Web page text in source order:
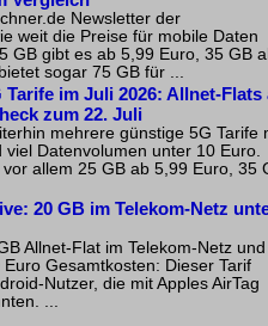
Newsletter der
weit die Preise für mobile Daten
GB gibt es ab 5,99 Euro, 35 GB
sogar 75 GB für ...
im Juli 2026: Allnet-Flats
zum 22. Juli
mehrere günstige 5G Tarife
Datenvolumen unter 10 Euro.
allem 25 GB ab 5,99 Euro, 35
20 GB im Telekom-Netz
Allnet-Flat im Telekom-Netz und
Gesamtkosten: Dieser Tarif
Nutzer, die mit Apples AirTag
...